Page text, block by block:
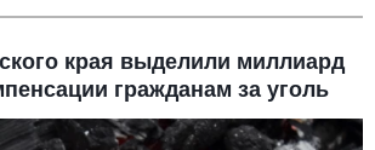
края выделили миллиард
гражданам за уголь